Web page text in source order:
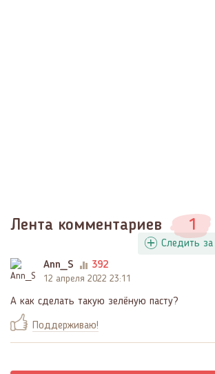
Лента комментариев 1
Следить
Ann_S
392
12 апреля 2022 23:11
А как сделать такую зелёную пасту?
Поддерживаю!